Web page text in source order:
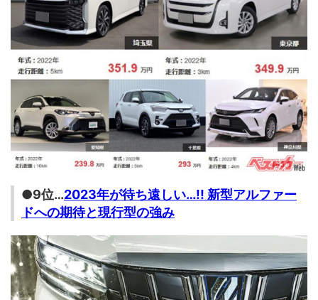
●9位…2023年が待ち遠しい…!! 新型アルファー
ドへの期待と現行型の強み